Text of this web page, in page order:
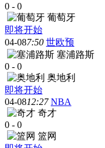
0 - 0
葡萄牙
即将开始
04-087:50 世欧预
塞浦路斯
0 - 0
奥地利
即将开始
04-0812:27 NBA
奇才
0 - 0
篮网